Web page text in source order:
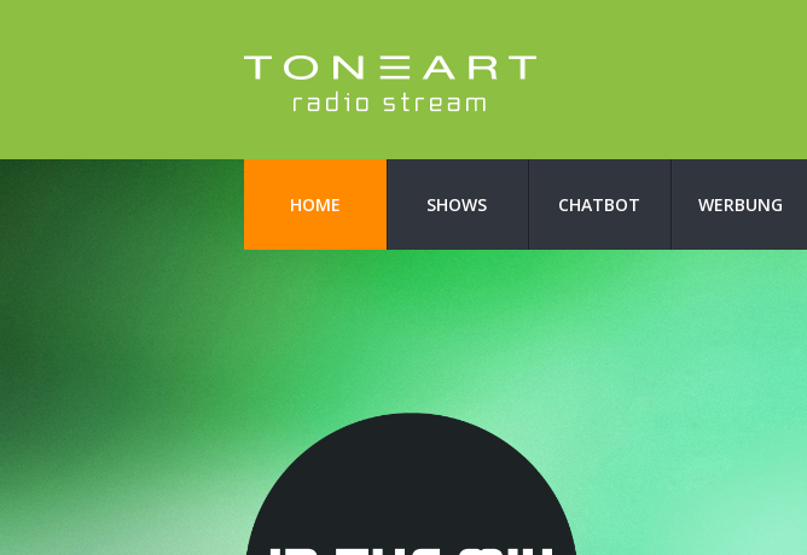
HOME SHOWS CHATBOT WERBUNG